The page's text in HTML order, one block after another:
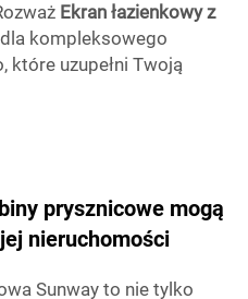
Ekran łazienkowy z
dla kompleksowego
które uzupełni Twoją
prysznicowe mogą
nieruchomości
Sunway to nie tylko